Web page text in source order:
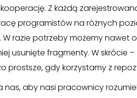
Z każdą
programistów na różnych
razie potrzeby możemy nawet
usunięte fragmenty. W skrócie –
prostsze, gdy korzystamy z
aby nasi pracownicy